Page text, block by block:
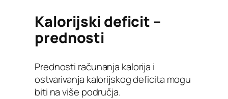
Kalorijski deficit –
prednosti
Prednosti računanja kalorija i
ostvarivanja kalorijskog deficita mogu
biti na više područja.